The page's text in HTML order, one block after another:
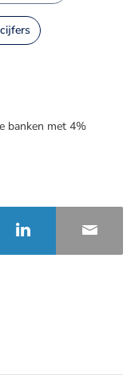
banken met 4%